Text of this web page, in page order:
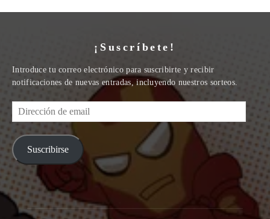
¡Suscríbete!
Introduce tu correo electrónico para suscribirte y recibir
notificaciones de nuevas entradas, incluyendo nuestros sorteos.
Dirección
de
email
Suscribirse